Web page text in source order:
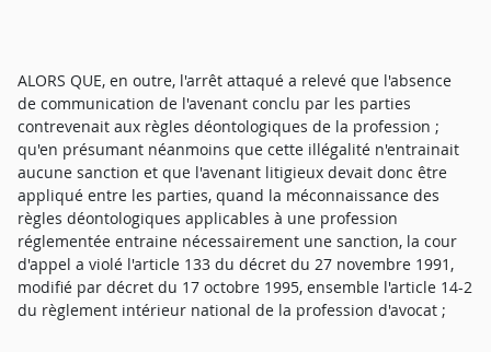
ALORS QUE, en outre, l'arrêt attaqué a relevé que l'absence
de communication de l'avenant conclu par les parties
contrevenait aux règles déontologiques de la profession ;
qu'en présumant néanmoins que cette illégalité n'entrainait
aucune sanction et que l'avenant litigieux devait donc être
appliqué entre les parties, quand la méconnaissance des
règles déontologiques applicables à une profession
réglementée entraine nécessairement une sanction, la cour
d'appel a violé l'article 133 du décret du 27 novembre 1991,
modifié par décret du 17 octobre 1995, ensemble l'article 14-2
du règlement intérieur national de la profession d'avocat ;